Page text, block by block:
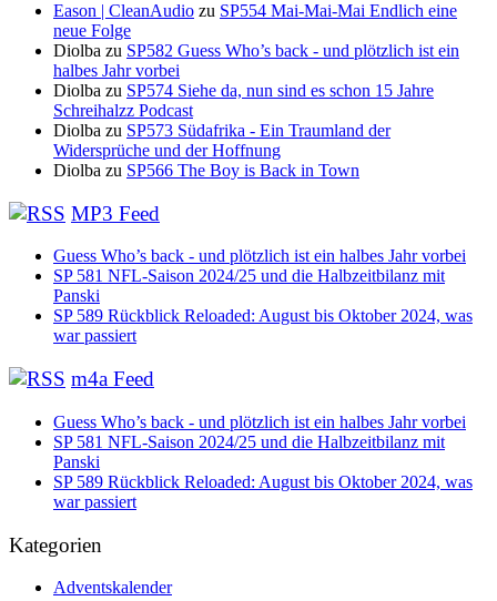
Eason | CleanAudio zu SP554 Mai-Mai-Mai Endlich eine
neue Folge
Diolba zu SP582 Guess Who’s back - und plötzlich ist ein
halbes Jahr vorbei
Diolba zu SP574 Siehe da, nun sind es schon 15 Jahre
Schreihalzz Podcast
Diolba zu SP573 Südafrika - Ein Traumland der
Widersprüche und der Hoffnung
Diolba zu SP566 The Boy is Back in Town
MP3 Feed
Guess Who’s back - und plötzlich ist ein halbes Jahr vorbei
SP 581 NFL-Saison 2024/25 und die Halbzeitbilanz mit
Panski
SP 589 Rückblick Reloaded: August bis Oktober 2024, was
war passiert
m4a Feed
Guess Who’s back - und plötzlich ist ein halbes Jahr vorbei
SP 581 NFL-Saison 2024/25 und die Halbzeitbilanz mit
Panski
SP 589 Rückblick Reloaded: August bis Oktober 2024, was
war passiert
Kategorien
Adventskalender